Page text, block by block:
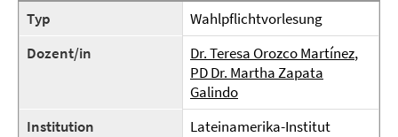
Typ
Wahlpflichtvorlesung
Dozent/in
Dr. Teresa Orozco Martínez,
PD Dr. Martha Zapata
Galindo
Institution
Lateinamerika-Institut